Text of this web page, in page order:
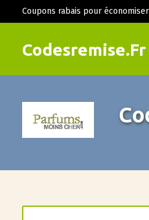
Codesremise.Fr
Coupons rabais pour